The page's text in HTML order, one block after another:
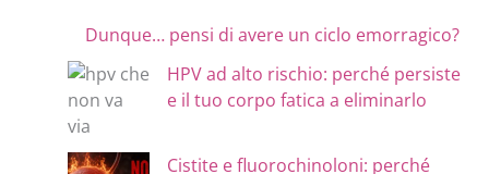
Dunque… pensi di avere un ciclo emorragico?
HPV ad alto rischio: perché persiste
e il tuo corpo fatica a eliminarlo
Cistite e fluorochinoloni: perché